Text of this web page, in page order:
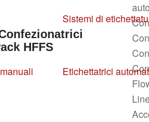
Sistemi di
Etichettatrici
HFFS